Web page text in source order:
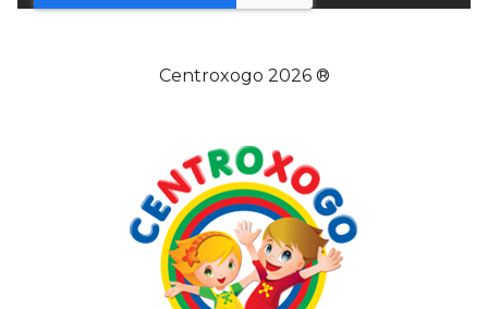
Centroxogo 2026 ®